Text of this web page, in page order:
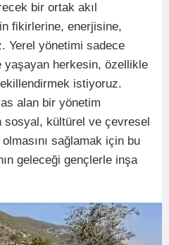
bir ortak akıl
fikirlerine, enerjisine,
Yerel yönetimi sadece
herkesin, özellikle
istiyoruz.
alan bir yönetim
sosyal, kültürel ve çevresel
sağlamak için bu
geleceği gençlerle inşa